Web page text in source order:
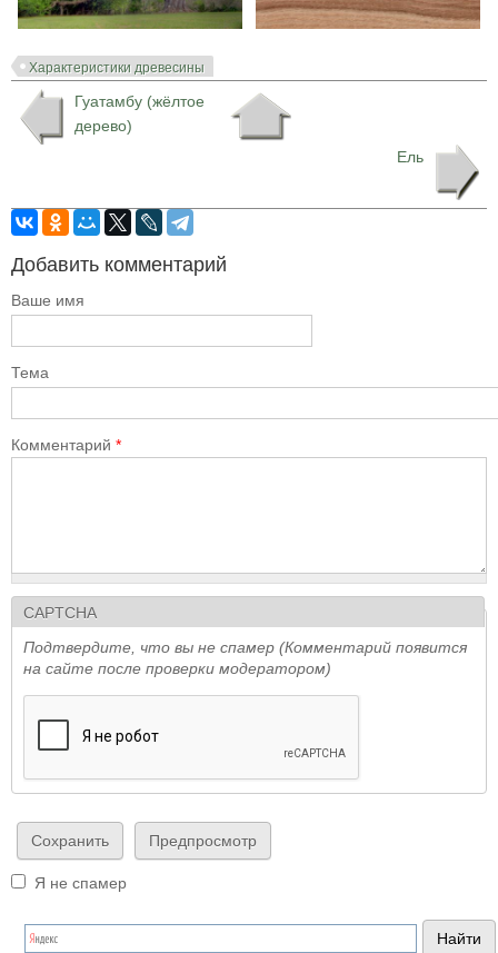
Характеристики древесины
Гуатамбу (жёлтое
дерево)
Ель
Добавить комментарий
Ваше имя
Тема
Комментарий *
CAPTCHA
Подтвердите, что вы не спамер (Комментарий появится
на сайте после проверки модератором)
Я не спамер
Я спамер